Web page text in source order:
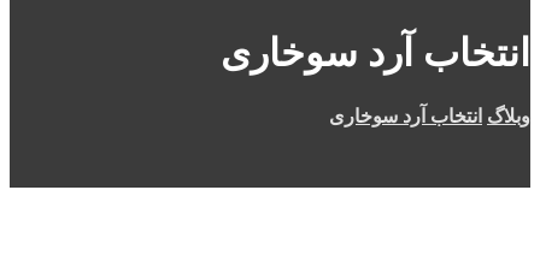
انتخاب آرد سوخاری
وبلاگ انتخاب آرد سوخاری